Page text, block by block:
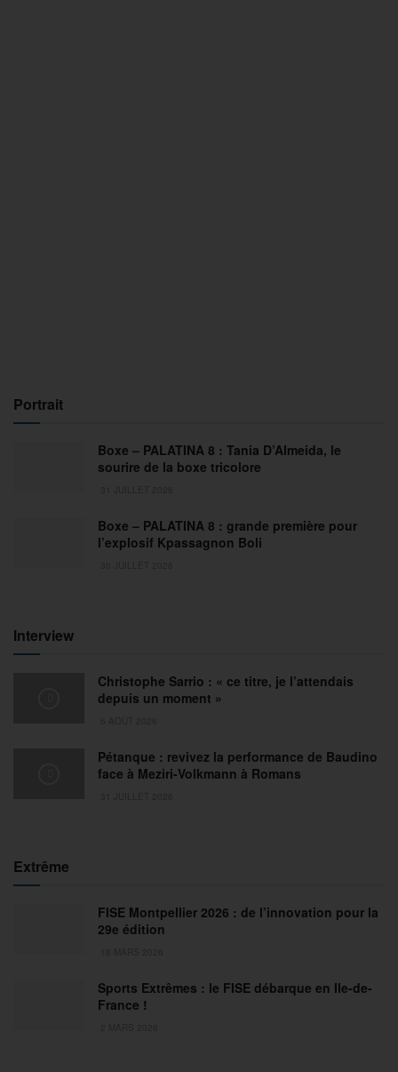
Portrait
Boxe – PALATINA 8 : Tania D’Almeida, le
sourire de la boxe tricolore
Boxe – PALATINA 8 : grande première pour
l’explosif Kpassagnon Boli
Interview
Christophe Sarrio : « ce titre, je l’attendais
depuis un moment »
Pétanque : revivez la performance de Baudino
face à Meziri-Volkmann à Romans
Extrême
FISE Montpellier 2026 : de l’innovation pour la
29e édition
Sports Extrêmes : le FISE débarque en Ile-de-
France !